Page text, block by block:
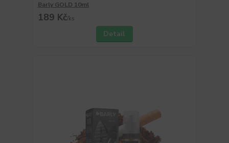
Barly GOLD 10ml
189 Kč/ks
Detail